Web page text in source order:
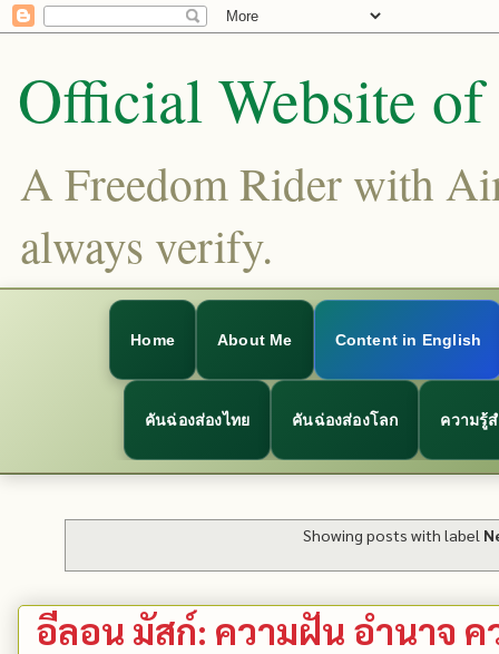
Official Website
A Freedom Rider with
always verify.
Home About Me Content in English
คันฉ่องส่องไทย คันฉ่องส่องโลก ความรู้
Showing posts with label
อีลอน มัสก์: ความฝัน อำนาจ